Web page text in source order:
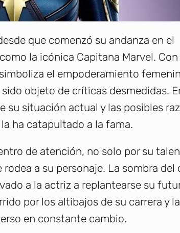
que comenzó su andanza en el
la icónica Capitana Marvel. Con
el empoderamiento
objeto de críticas desmedidas.
su situación actual y las posibles
ha catapultado a la fama.
de atención, no solo por su
a su personaje. La sombra del
a la actriz a replantearse su
por los altibajos de su carrera y la
en constante cambio.